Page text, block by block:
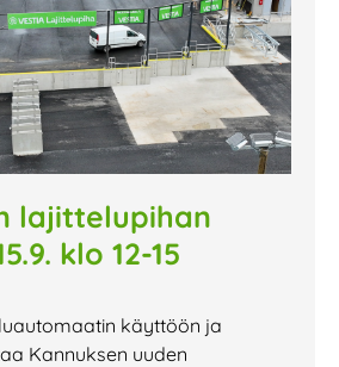
lajittelupihan
klo 12-15
käyttöön ja
Kannuksen uuden